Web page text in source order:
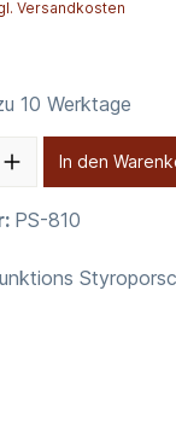
Versandkosten
10 Werktage
In den
PS-810